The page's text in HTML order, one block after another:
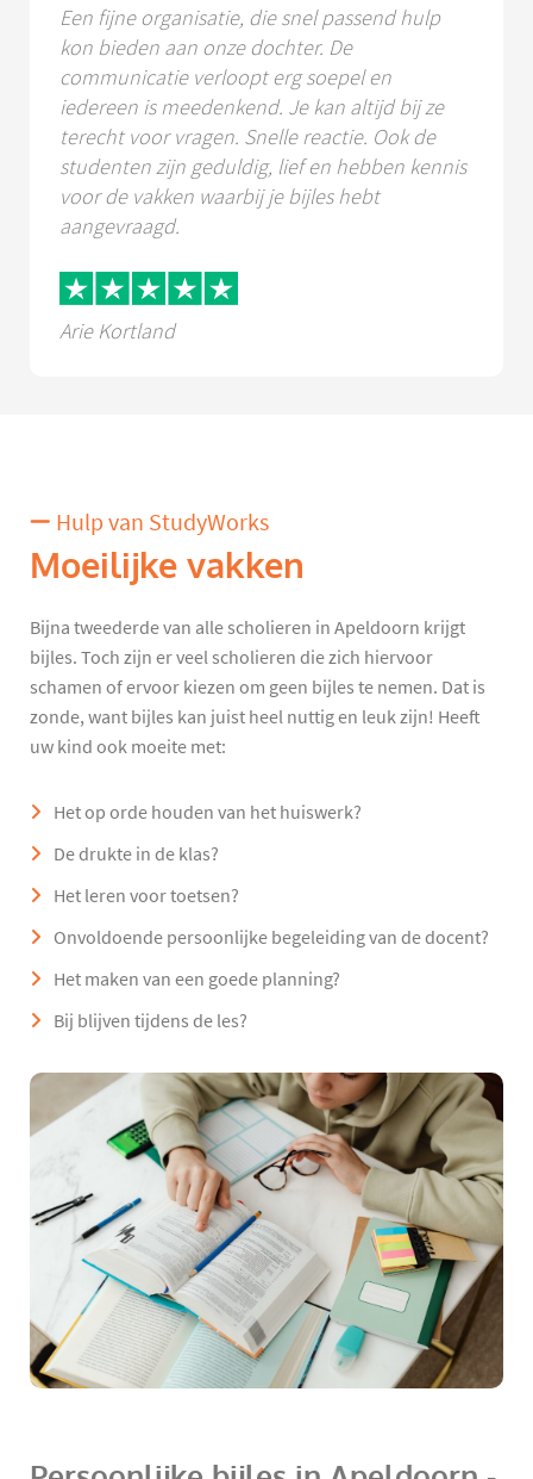
Een fijne organisatie, die snel passend hulp
kon bieden aan onze dochter. De
communicatie verloopt erg soepel en
iedereen is meedenkend. Je kan altijd bij ze
terecht voor vragen. Snelle reactie. Ook de
studenten zijn geduldig, lief en hebben kennis
voor de vakken waarbij je bijles hebt
aangevraagd.
Arie Kortland
Hulp van StudyWorks
Moeilijke vakken
Bijna tweederde van alle scholieren in Apeldoorn krijgt
bijles. Toch zijn er veel scholieren die zich hiervoor
schamen of ervoor kiezen om geen bijles te nemen. Dat is
zonde, want bijles kan juist heel nuttig en leuk zijn! Heeft
uw kind ook moeite met:
Het op orde houden van het huiswerk?
De drukte in de klas?
Het leren voor toetsen?
Onvoldoende persoonlijke begeleiding van de docent?
Het maken van een goede planning?
Bij blijven tijdens de les?